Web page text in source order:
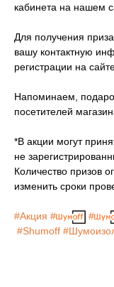
кабинета на нашем
Для получения
вашу контактную
регистрации на
Напоминаем,
посетителей
*В акции могут
не
Количество призов
изменить сроки
#Акция #
#
#Shumoff